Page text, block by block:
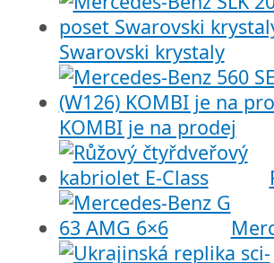
Swarovski krystaly
KOMBI je na prodej